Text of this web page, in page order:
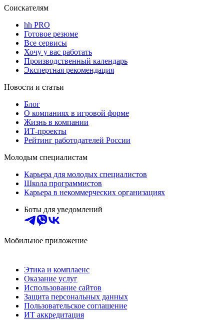
Соискателям
hh PRO
Готовое резюме
Все сервисы
Хочу у вас работать
Производственный календарь
Экспертная рекомендация
Новости и статьи
Блог
О компаниях в игровой форме
Жизнь в компании
ИТ-проекты
Рейтинг работодателей России
Молодым специалистам
Карьера для молодых специалистов
Школа программистов
Карьера в некоммерческих организациях
Боты для уведомлений
Мобильное приложение
Этика и комплаенс
Оказание услуг
Использование сайтов
Защита персональных данных
Пользовательское соглашение
ИТ аккредитация